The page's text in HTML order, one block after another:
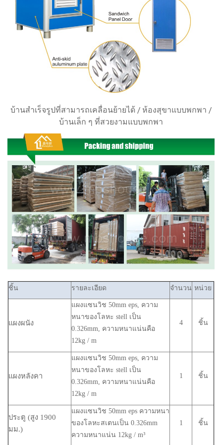
บ้านสำเร็จรูปที่สามารถเคลื่อนย้ายได้ / ห้องสุขาแบบพกพา /
บ้านเล็ก ๆ ที่สวยงามแบบพกพา
ชิ้น รายละเอียด จำนวน หน่วย
แผงผนัง
แผงแซนวิช 50mm eps, ความ
หนาของโลหะ stell เป็น
0.326mm, ความหนาแน่นคือ
12kg / m
4 ชิ้น
แผงหลังคา
แผงแซนวิช 50mm eps, ความ
หนาของโลหะ stell เป็น
0.326mm, ความหนาแน่นคือ
12kg / m
1 ชิ้น
ประตู (สูง 1900
มม.)
แผงแซนวิช 50mm eps ความหนา
ของโลหะสเตนเป็น 0.326mm
ความหนาแน่น 12kg / m³
1 ชิ้น